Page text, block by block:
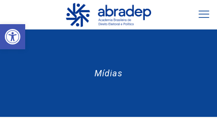
Abrir a barra de ferramentas
Mídias